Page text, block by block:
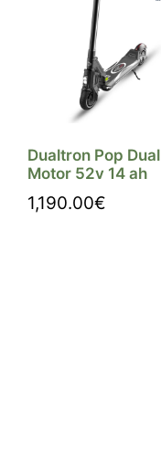
Dualtron Pop Dual
Motor 52v 14 ah
1,190.00€